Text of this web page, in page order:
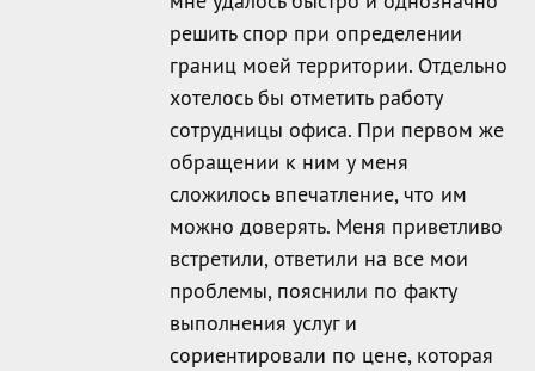
решить спор при определении
границ моей территории. Отдельно
хотелось бы отметить работу
сотрудницы офиса. При первом же
обращении к ним у меня
сложилось впечатление, что им
можно доверять. Меня приветливо
встретили, ответили на все мои
проблемы, пояснили по факту
выполнения услуг и
сориентировали по цене, которая